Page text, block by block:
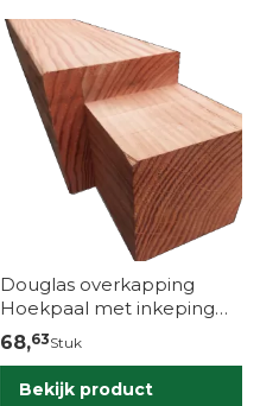
Douglas overkapping
Hoekpaal met inkeping
fijn bezaagd;15x15x250 cm
68,63Stuk
Bekijk product